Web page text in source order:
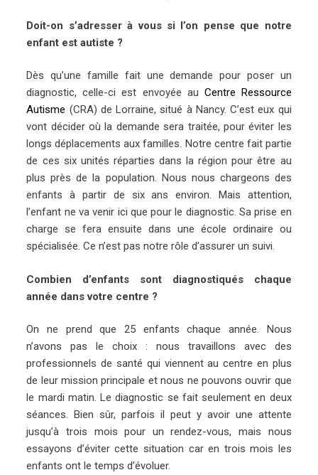
Doit-on s’adresser à vous si l’on pense que notre
enfant est autiste ?
Dès qu’une famille fait une demande pour poser un
diagnostic, celle-ci est envoyée au Centre Ressource
Autisme (CRA) de Lorraine, situé à Nancy. C’est eux qui
vont décider où la demande sera traitée, pour éviter les
longs déplacements aux familles. Notre centre fait partie
de ces six unités réparties dans la région pour être au
plus près de la population. Nous nous chargeons des
enfants à partir de six ans environ. Mais attention,
l’enfant ne va venir ici que pour le diagnostic. Sa prise en
charge se fera ensuite dans une école ordinaire ou
spécialisée. Ce n’est pas notre rôle d’assurer un suivi.
Combien d’enfants sont diagnostiqués chaque
année dans votre centre ?
On ne prend que 25 enfants chaque année. Nous
n’avons pas le choix : nous travaillons avec des
professionnels de santé qui viennent au centre en plus
de leur mission principale et nous ne pouvons ouvrir que
le mardi matin. Le diagnostic se fait seulement en deux
séances. Bien sûr, parfois il peut y avoir une attente
jusqu’à trois mois pour un rendez-vous, mais nous
essayons d’éviter cette situation car en trois mois les
enfants ont le temps d’évoluer.